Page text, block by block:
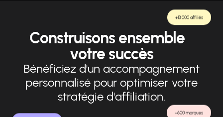
+600 marques
+13 000 affiliés
Construisons ensemble
votre succès
Bénéficiez d'un accompagnement
personnalisé pour optimiser votre
stratégie d'affiliation.